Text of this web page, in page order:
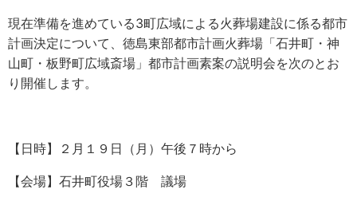
現在準備を進めている3町広域による火葬場建設に係る都市
計画決定について、徳島東部都市計画火葬場「石井町・神
山町・板野町広域斎場」都市計画素案の説明会を次のとお
り開催します。
【日時】２月１９日（月）午後７時から
【会場】石井町役場３階 議場